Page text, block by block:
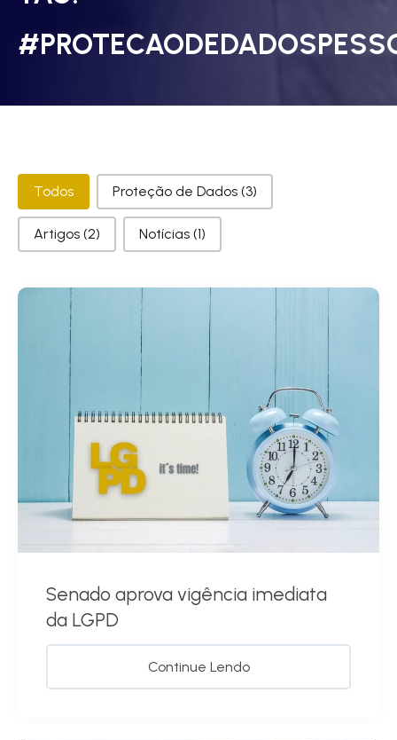
Categorias
Todos Proteção de Dados (3)
Artigos (2) Notícias (1)
Senado aprova vigência imediata
da LGPD
Continue Lendo